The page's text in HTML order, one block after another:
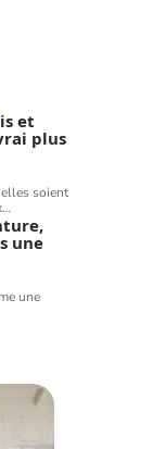
et
plus
soient
…
une
une